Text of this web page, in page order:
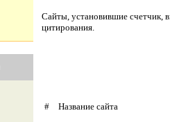
Сайты, установившие счетчик,
цитирования.
# Название сайта